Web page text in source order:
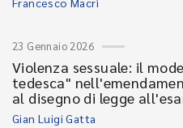
23 Gennaio 2026
Violenza sessuale: il
tedesca"
al disegno di legge
Gian Luigi Gatta